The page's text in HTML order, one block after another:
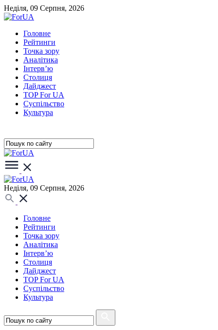
Неділя, 09 Серпня, 2026
Головне
Рейтинги
Точка зору
Аналітика
Інтерв’ю
Столиця
Дайджест
TOP For UA
Суспiльство
Культура
Неділя, 09 Серпня, 2026
Головне
Рейтинги
Точка зору
Аналітика
Інтерв’ю
Столиця
Дайджест
TOP For UA
Суспiльство
Культура